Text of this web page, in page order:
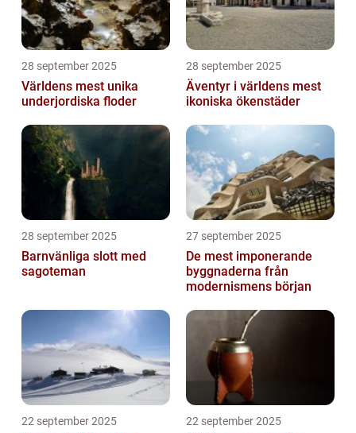
28 september 2025
Världens mest unika
underjordiska floder
28 september 2025
Äventyr i världens mest
ikoniska ökenstäder
28 september 2025
Barnvänliga slott med
sagoteman
27 september 2025
De mest imponerande
byggnaderna från
modernismens början
22 september 2025 22 september 2025